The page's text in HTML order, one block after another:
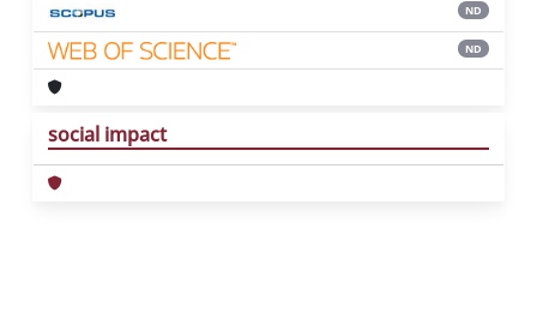
ND
ND
social impact